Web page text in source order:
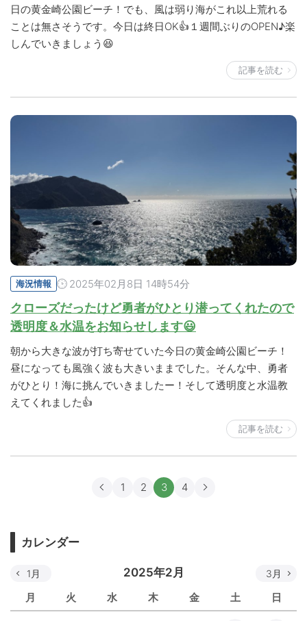
日の黄金崎公園ビーチ！でも、風は弱り海がこれ以上荒れる
ことは無さそうです。今日は終日OK👍１週間ぶりのOPEN♪楽
しんでいきましょう😆
記事を読む
海況情報 2025年02月8日 14時54分
クローズだったけど勇者がひとり潜ってくれたので
透明度＆水温をお知らせします😃
朝から大きな波が打ち寄せていた今日の黄金崎公園ビーチ！
昼になっても風強く波も大きいままでした。そんな中、勇者
がひとり！海に挑んでいきましたー！そして透明度と水温教
えてくれました👍
記事を読む
1 2 3 4
カレンダー
2025年2月
月 火 水 木 金 土 日
1月 3月